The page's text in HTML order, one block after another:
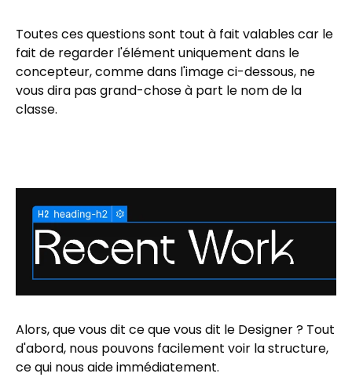
Toutes ces questions sont tout à fait valables car le
fait de regarder l'élément uniquement dans le
concepteur, comme dans l'image ci-dessous, ne
vous dira pas grand-chose à part le nom de la
classe.
Alors, que vous dit ce que vous dit le Designer ? Tout
d'abord, nous pouvons facilement voir la structure,
ce qui nous aide immédiatement.